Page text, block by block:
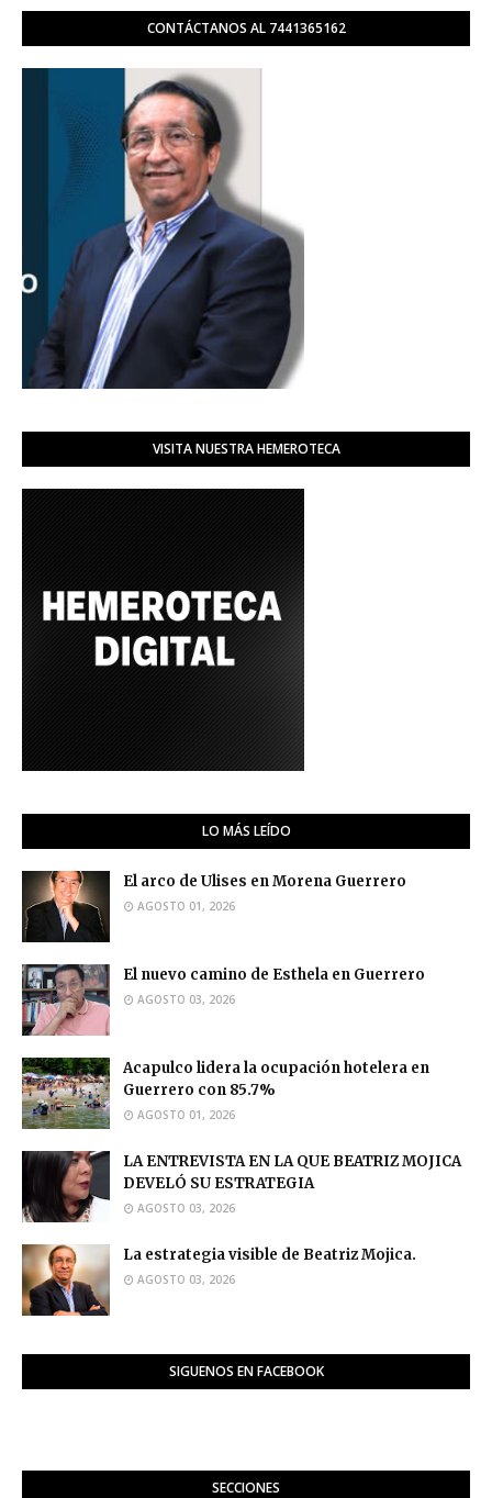
CONTÁCTANOS AL 7441365162
VISITA NUESTRA HEMEROTECA
LO MÁS LEÍDO
El arco de Ulises en Morena Guerrero
AGOSTO 01, 2026
El nuevo camino de Esthela en Guerrero
AGOSTO 03, 2026
Acapulco lidera la ocupación hotelera en
Guerrero con 85.7%
AGOSTO 01, 2026
LA ENTREVISTA EN LA QUE BEATRIZ MOJICA
DEVELÓ SU ESTRATEGIA
AGOSTO 03, 2026
La estrategia visible de Beatriz Mojica.
AGOSTO 03, 2026
SIGUENOS EN FACEBOOK
SECCIONES